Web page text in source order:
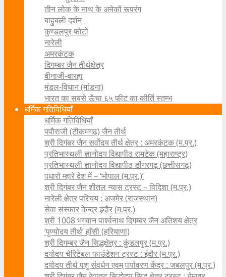
तीन लोक के नाथ के अनेकों रूपरंग
बाहुबली दर्शन
कुण्डलपुर फोटो
नारेली
अमरकंटक
दिगम्बर जैन तीर्थक्षेत्र
बीनाजी-बारहा
मंडल-विधान (मांडना)
भारत का सबसे ऊँचा ६५ फीट का कीर्ति स्तम्भ
धर्मिक गतिविधियाँ
धर्मिक गतिविधियाँ
पपौराजी (टीकमगढ़) जैन तीर्थ
श्री दिगंबर जैन सर्वोदय तीर्थ क्षेत्र : अमरकंटक (म.प्र.)
प्रतिभास्थली ज्ञानोदय विद्यापीठ रामटेक (महाराष्ट्र)
प्रतिभास्थली ज्ञानोदय विद्यापीठ डोंगरगढ़ (छत्तीसगढ़)
पधारो म्हारे देश में – ‘भोपाल (म.प्र.)’
श्री दिगंबर जैन शीतल न्यास ट्रस्ट – विदिशा (म.प्र.)
नारेली क्षेत्र परिचय : अजमेर (राजस्थान)
सेवा संस्कार केन्द्र इंदौर (म.प्र.)
श्री 1008 भगवान पार्श्वनाथ दिगम्बर जैन अतिशय क्षे‍त्र
‘पुण्योदय तीर्थ’ हाँसी (हरियाणा)
श्री दिगम्बर जैन सिद्धक्षेत्र : कुंडलपुर (म.प्र.)
दयोदय चेरिटेबल फाउंडेशन ट्रस्ट : इंदौर (म.प्र.)
दयोदय तीर्थ पशु संवर्धन एवम्‌ पर्यावरण केंद्र : जबलपुर (म.प्र.)